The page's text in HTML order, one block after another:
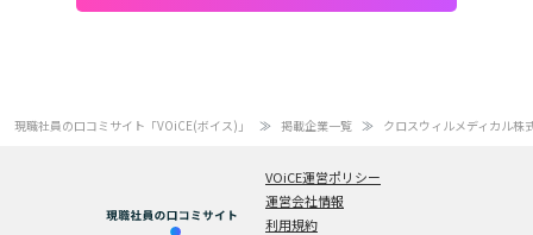
現職社員の口コミサイト「VOiCE(ボイス)」 掲載企業一覧 クロスウィルメディカル株
VOiCE運営ポリシー
運営会社情報
利用規約